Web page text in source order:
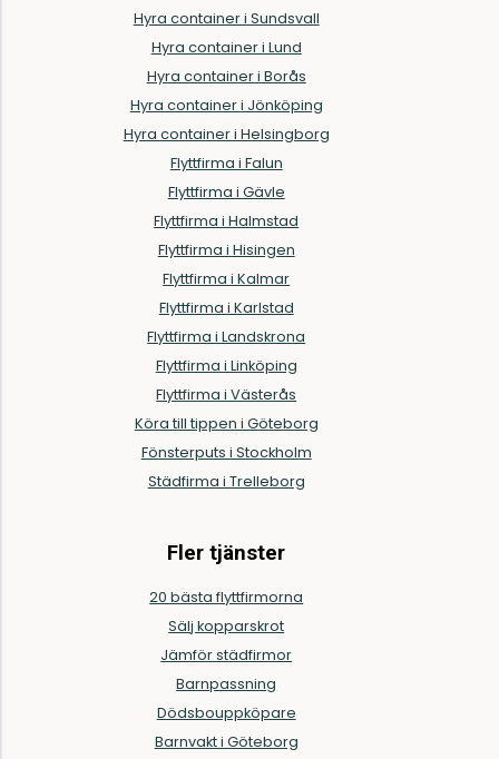
Hyra container i Sundsvall
Hyra container i Lund
Hyra container i Borås
Hyra container i Jönköping
Hyra container i Helsingborg
Flyttfirma i Falun
Flyttfirma i Gävle
Flyttfirma i Halmstad
Flyttfirma i Hisingen
Flyttfirma i Kalmar
Flyttfirma i Karlstad
Flyttfirma i Landskrona
Flyttfirma i Linköping
Flyttfirma i Västerås
Köra till tippen i Göteborg
Fönsterputs i Stockholm
Städfirma i Trelleborg
Fler tjänster
20 bästa flyttfirmorna
Sälj kopparskrot
Jämför städfirmor
Barnpassning
Dödsbouppköpare
Barnvakt i Göteborg